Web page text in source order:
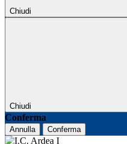
Chiudi
Chiudi
Conferma
Annulla Conferma